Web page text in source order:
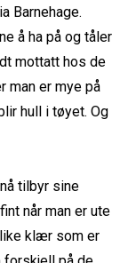
Barnehage.
å ha på og tåler
mottatt hos de
man er mye på
hull i tøyet. Og
tilbyr sine
når man er ute
klær som er